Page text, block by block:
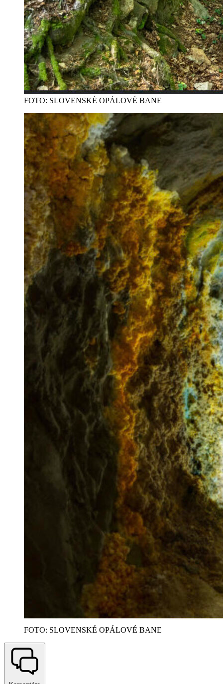
FOTO: SLOVENSKÉ OPÁLOVÉ BANE
FOTO: SLOVENSKÉ OPÁLOVÉ BANE